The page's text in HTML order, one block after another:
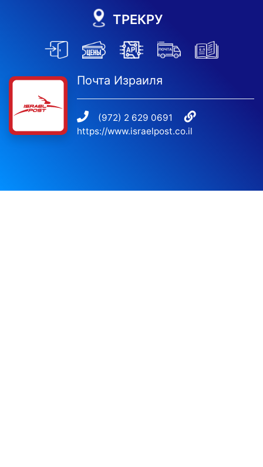
ТРЕКРУ
Почта Израиля
(972) 2 629 0691
https://www.israelpost.co.il